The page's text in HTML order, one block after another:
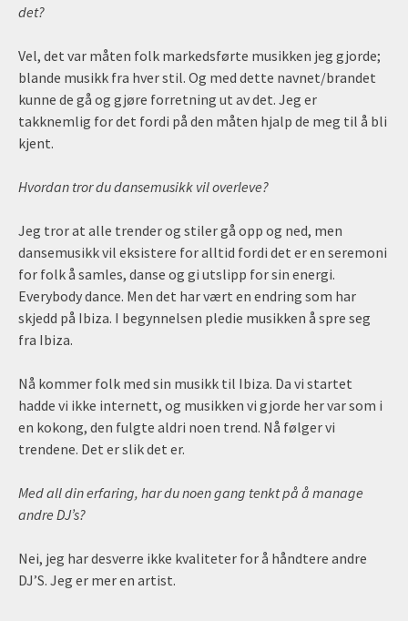
det?
Vel, det var måten folk markedsførte musikken jeg gjorde;
blande musikk fra hver stil. Og med dette navnet/brandet
kunne de gå og gjøre forretning ut av det. Jeg er
takknemlig for det fordi på den måten hjalp de meg til å bli
kjent.
Hvordan tror du dansemusikk vil overleve?
Jeg tror at alle trender og stiler gå opp og ned, men
dansemusikk vil eksistere for alltid fordi det er en seremoni
for folk å samles, danse og gi utslipp for sin energi.
Everybody dance. Men det har vært en endring som har
skjedd på Ibiza. I begynnelsen pledie musikken å spre seg
fra Ibiza.
Nå kommer folk med sin musikk til Ibiza. Da vi startet
hadde vi ikke internett, og musikken vi gjorde her var som i
en kokong, den fulgte aldri noen trend. Nå følger vi
trendene. Det er slik det er.
Med all din erfaring, har du noen gang tenkt på å manage
andre DJ’s?
Nei, jeg har desverre ikke kvaliteter for å håndtere andre
DJ’S. Jeg er mer en artist.